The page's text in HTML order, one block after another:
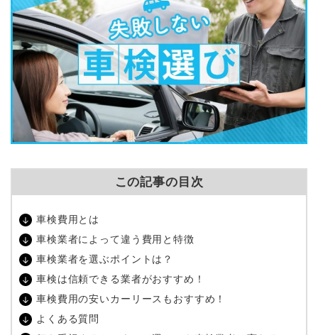
この記事の目次
車検費用とは
車検業者によって違う費用と特徴
車検業者を選ぶポイントは？
車検は信頼できる業者がおすすめ！
車検費用の安いカーリースもおすすめ！
よくある質問